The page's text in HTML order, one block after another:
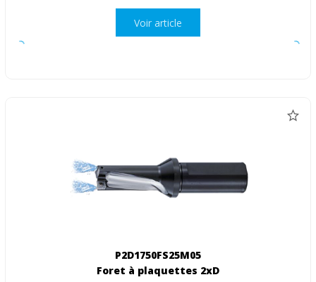
Voir article
P2D1750FS25M05
Foret à plaquettes 2xD